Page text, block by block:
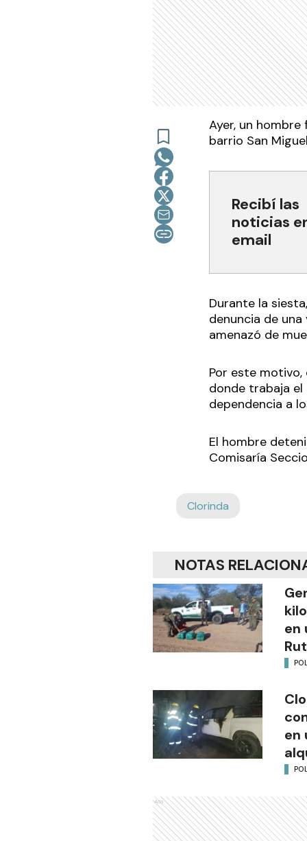
Ayer, un
barrio San
Recibí las
noticias
email
Durante la
denuncia de
amenazó de
Por este
donde trabaja
dependencia a
El hombre
Comisaría
Clorinda
NOTAS
en
en
Ads